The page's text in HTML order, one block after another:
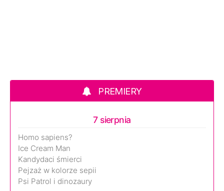
PREMIERY
7 sierpnia
Homo sapiens?
Ice Cream Man
Kandydaci śmierci
Pejzaż w kolorze sepii
Psi Patrol i dinozaury